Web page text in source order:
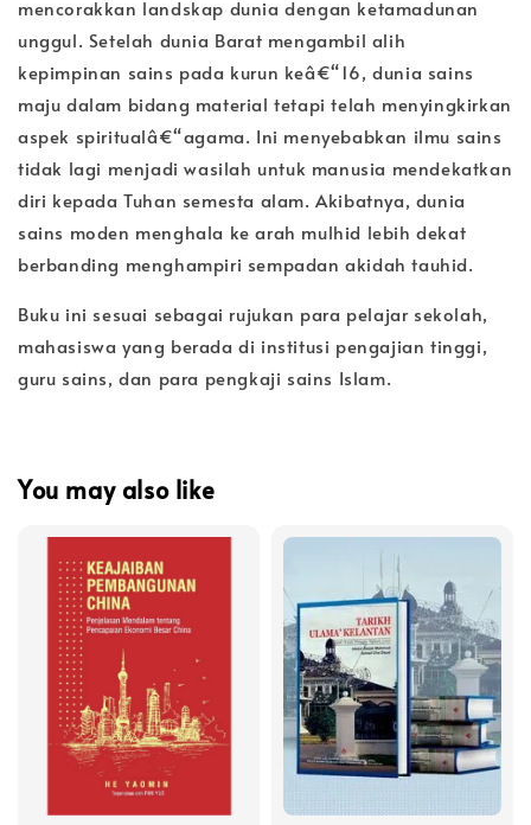
mencorakkan landskap dunia dengan ketamadunan
unggul. Setelah dunia Barat mengambil alih
kepimpinan sains pada kurun keâ€“16, dunia sains
maju dalam bidang material tetapi telah menyingkirkan
aspek spiritualâ€“agama. Ini menyebabkan ilmu sains
tidak lagi menjadi wasilah untuk manusia mendekatkan
diri kepada Tuhan semesta alam. Akibatnya, dunia
sains moden menghala ke arah mulhid lebih dekat
berbanding menghampiri sempadan akidah tauhid.
Buku ini sesuai sebagai rujukan para pelajar sekolah,
mahasiswa yang berada di institusi pengajian tinggi,
guru sains, dan para pengkaji sains Islam.
You may also like